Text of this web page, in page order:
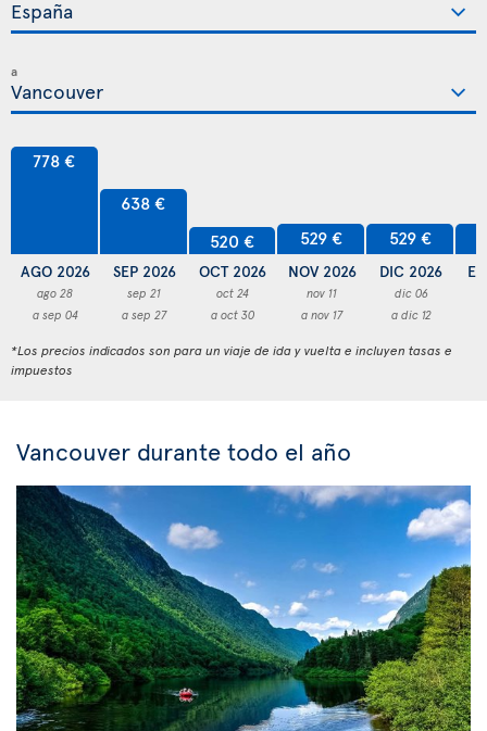
a
778 €
AGO 2026
ago 28
a sep 04
638 €
SEP 2026
sep 21
a sep 27
520 €
OCT 2026
oct 24
a oct 30
529 €
NOV 2026
nov 11
a nov 17
529 €
DIC 2026
dic 06
a dic 12
*Los precios indicados son para un viaje de ida y vuelta e incluyen tasas e
impuestos
Vancouver durante todo el año